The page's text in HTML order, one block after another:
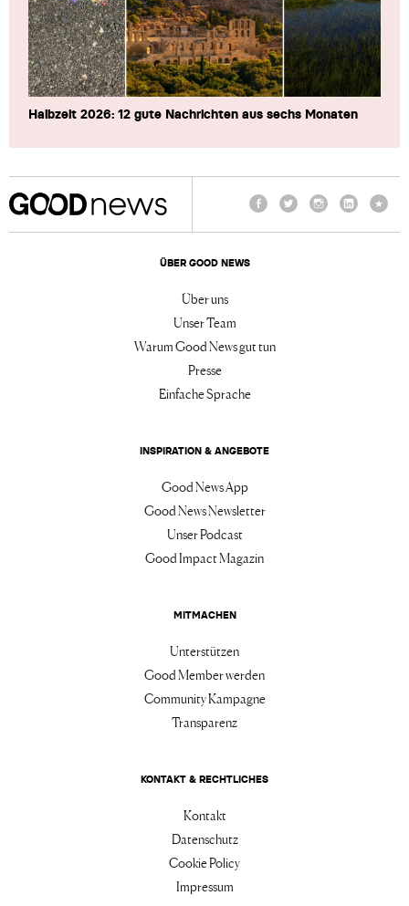
Halbzeit 2026: 12 gute Nachrichten aus sechs Monaten
ÜBER GOOD NEWS
Über uns
Unser Team
Warum Good News gut tun
Presse
Einfache Sprache
INSPIRATION & ANGEBOTE
Good News App
Good News Newsletter
Unser Podcast
Good Impact Magazin
MITMACHEN
Unterstützen
Good Member werden
Community Kampagne
Transparenz
KONTAKT & RECHTLICHES
Kontakt
Datenschutz
Cookie Policy
Impressum